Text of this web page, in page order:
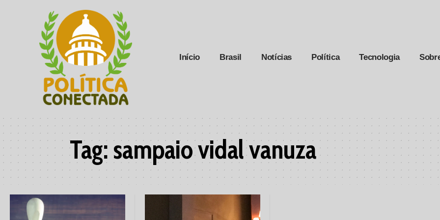
Início Brasil Notícias Política Tecnologia
Tag:sampaio vidal vanuza